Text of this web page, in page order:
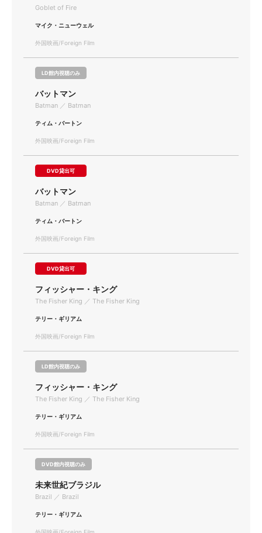
Goblet of Fire
マイク・ニューウェル
外国映画/Foreign Film
LD館内視聴のみ
バットマン
Batman ／ Batman
ティム・バートン
外国映画/Foreign Film
DVD貸出可
バットマン
Batman ／ Batman
ティム・バートン
外国映画/Foreign Film
DVD貸出可
フィッシャー・キング
The Fisher King ／ The Fisher King
テリー・ギリアム
外国映画/Foreign Film
LD館内視聴のみ
フィッシャー・キング
The Fisher King ／ The Fisher King
テリー・ギリアム
外国映画/Foreign Film
DVD館内視聴のみ
未来世紀ブラジル
Brazil ／ Brazil
テリー・ギリアム